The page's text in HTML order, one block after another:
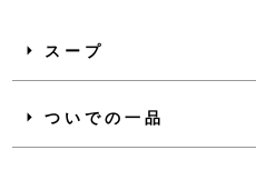
スープ
ついでの一品